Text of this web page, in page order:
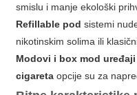
smislu i manje ekološki
Refillable pod sistemi
nikotinskim solima ili
Modovi i box mod uređaji
cigareta opcije su za